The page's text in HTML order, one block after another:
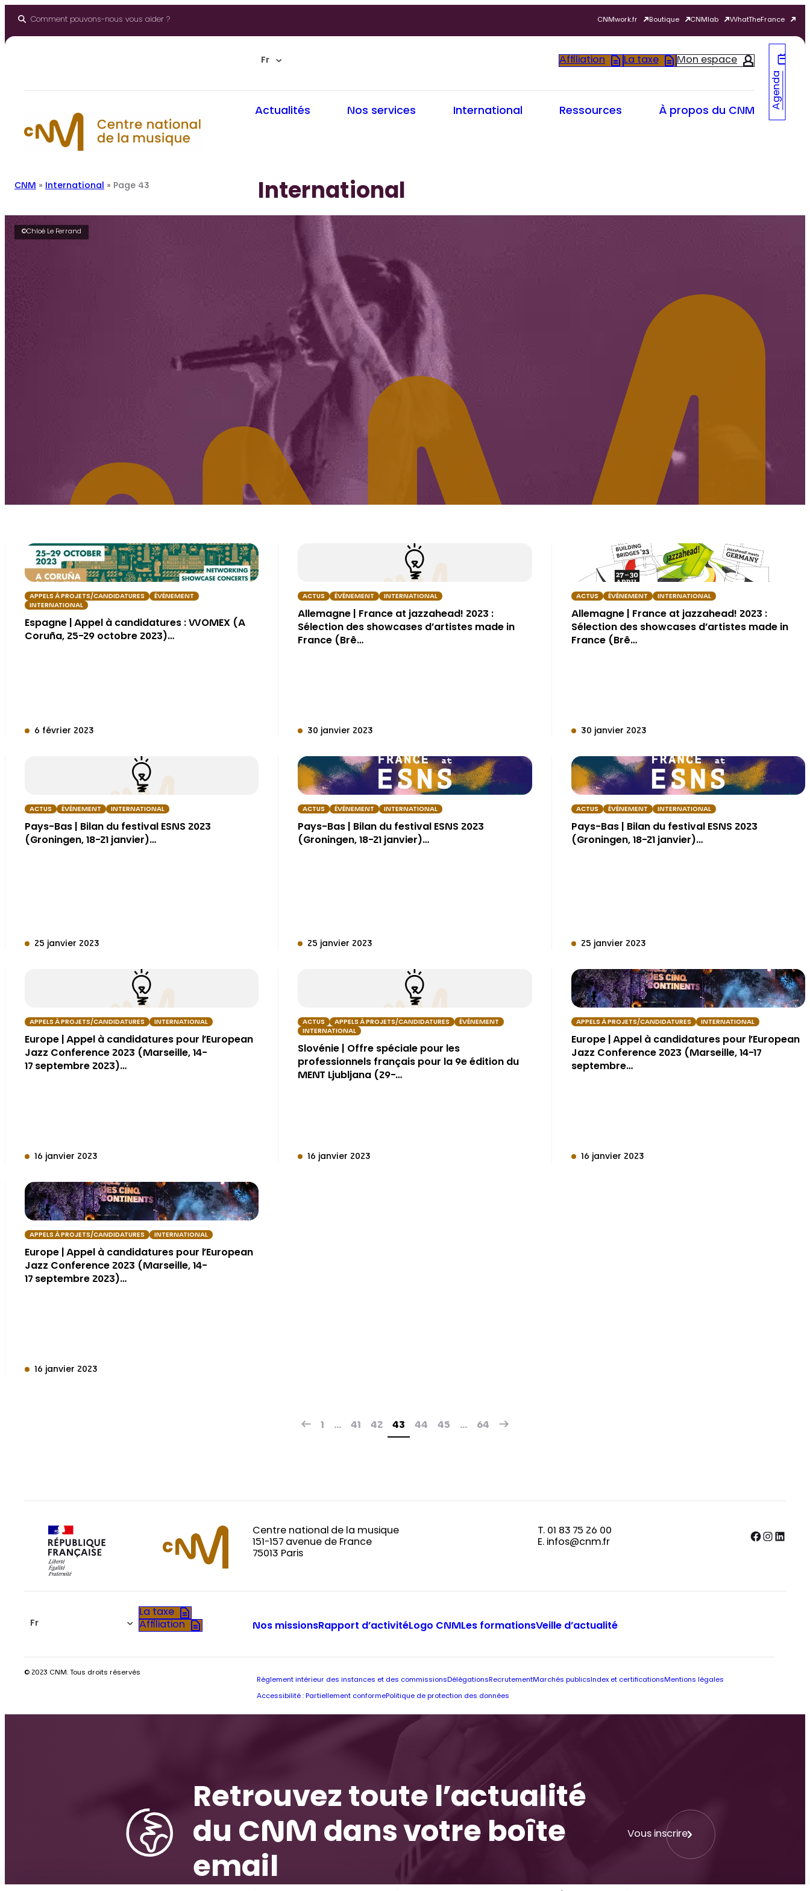
Panneau de gestion des cookies
Comment pouvons-nous vous aider ? CNMwork.fr Boutique CNMlab WhatTheFrance
Fr Affiliation La taxe Mon espace
Actualités Nos services International Ressources À propos du CNM
Agenda
CNM » International » Page 43 International
©Chloé Le Ferrand
APPELS À PROJETS/CANDIDATURES
ÉVÉNEMENT
INTERNATIONAL
Espagne | Appel à candidatures : WOMEX (A
Coruña, 25-29 octobre 2023)…
6 février 2023
ACTUS ÉVÉNEMENT INTERNATIONAL
Allemagne | France at jazzahead! 2023 :
Sélection des showcases d’artistes made in
France (Brê…
30 janvier 2023
ACTUS ÉVÉNEMENT INTERNATIONAL
Allemagne | France at jazzahead! 2023 :
Sélection des showcases d’artistes made in
France (Brê…
30 janvier 2023
ACTUS ÉVÉNEMENT INTERNATIONAL
Pays-Bas | Bilan du festival ESNS 2023
(Groningen, 18-21 janvier)…
25 janvier 2023
ACTUS ÉVÉNEMENT INTERNATIONAL
Pays-Bas | Bilan du festival ESNS 2023
(Groningen, 18-21 janvier)…
25 janvier 2023
ACTUS ÉVÉNEMENT INTERNATIONAL
Pays-Bas | Bilan du festival ESNS 2023
(Groningen, 18-21 janvier)…
25 janvier 2023
APPELS À PROJETS/CANDIDATURES INTERNATIONAL
Europe | Appel à candidatures pour l’European
Jazz Conference 2023 (Marseille, 14-
17 septembre 2023)…
16 janvier 2023
ACTUS APPELS À PROJETS/CANDIDATURES
ÉVÉNEMENT
INTERNATIONAL
Slovénie | Offre spéciale pour les
professionnels français pour la 9e édition du
MENT Ljubljana (29-…
16 janvier 2023
APPELS À PROJETS/CANDIDATURES INTERNATIONAL
Europe | Appel à candidatures pour l’European
Jazz Conference 2023 (Marseille, 14-17
septembre…
16 janvier 2023
APPELS À PROJETS/CANDIDATURES INTERNATIONAL
Europe | Appel à candidatures pour l’European
Jazz Conference 2023 (Marseille, 14-
17 septembre 2023)…
16 janvier 2023
1 … 41 42 43 44 45 … 64
Centre national de la musique
151-157 avenue de France
75013 Paris
T. 01 83 75 26 00
E. infos@cnm.fr
Facebook InstagramLinkedIn
Fr
La taxe
Affiliation
Nos missionsRapport d’activitéLogo CNMLes formationsVeille d’actualité
© 2023 CNM. Tous droits réservés
Règlement intérieur des instances et des commissions Délégations RecrutementMarchés publics Index et certifications Mentions légales
Accessibilité : Partiellement conformePolitique de protection des données
Retrouvez toute l’actualité
du CNM dans votre boîte
email
Vous inscrire